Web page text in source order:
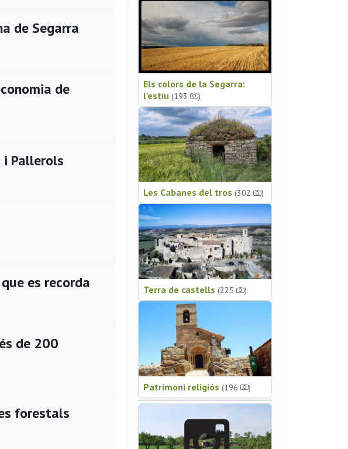
de Segarra
de
Pallerols
es recorda
de 200
forestals
Els colors de la Segarra:
l'estiu (193 )
Les Cabanes del tros (302 )
Terra de castells (225 )
Patrimoni religiós (196 )